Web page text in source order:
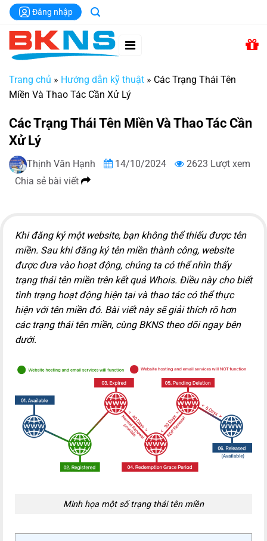
Chuyển
đến
dung
Đăng nhập
Trang chủ » Hướng dẫn kỹ thuật » Các Trạng Thái Tên
Miền Và Thao Tác Cần Xử Lý
Các Trạng Thái Tên Miền Và Thao Tác Cần
Xử Lý
Thịnh Văn Hạnh 14/10/2024
2623 Lượt xem
Chia sẻ bài viết
Khi đăng ký một website, bạn không thể thiếu được tên
miền. Sau khi đăng ký tên miền thành công, website
được đưa vào hoạt động, chúng ta có thể nhìn thấy
trạng thái tên miền trên kết quả Whois. Điều này cho biết
tình trạng hoạt động hiện tại và thao tác có thể thực
hiện với tên miền đó. Bài viết này sẽ giải thích rõ hơn
các trạng thái tên miền, cùng BKNS theo dõi ngay bên
dưới.
Minh họa một số trạng thái tên miền